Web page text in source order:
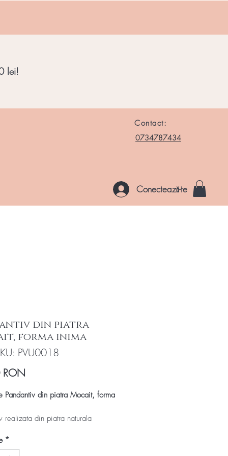
lei!
0734787434
Contact:
Conectează-te
din piatra
forma inima
PVU0018
Pandantiv din piatra Mocait, forma
realizata din piatra naturala
piatra semipretioasa unicat
*